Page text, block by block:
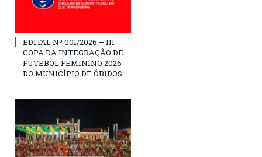
EDITAL Nº 001/2026 – III
COPA DA INTEGRAÇÃO DE
FUTEBOL FEMININO 2026
DO MUNICÍPIO DE ÓBIDOS